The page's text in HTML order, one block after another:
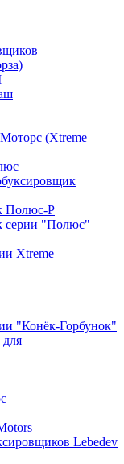
(Xtreme
Полюс-Р
серии "Полюс"
Xtreme
"Конёк-Горбунок"
Lebedev